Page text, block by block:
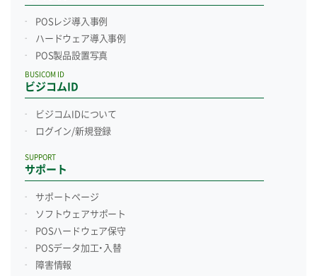
POSレジ導入事例
ハードウェア導入事例
POS製品設置写真
ビジコムID
BUSICOM ID
ビジコムIDについて
ログイン/新規登録
サポート
SUPPORT
サポートページ
ソフトウェアサポート
POSハードウェア保守
POSデータ加工・入替
障害情報